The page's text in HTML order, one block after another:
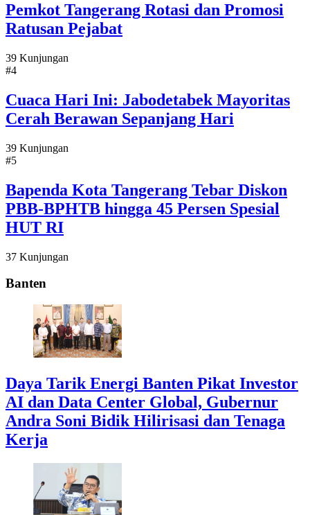
Pemkot Tangerang Rotasi dan Promosi
Ratusan Pejabat
39 Kunjungan
#4
Cuaca Hari Ini: Jabodetabek Mayoritas
Cerah Berawan Sepanjang Hari
39 Kunjungan
#5
Bapenda Kota Tangerang Tebar Diskon
PBB-BPHTB hingga 45 Persen Spesial
HUT RI
37 Kunjungan
Banten
Daya Tarik Energi Banten Pikat Investor
AI dan Data Center Global, Gubernur
Andra Soni Bidik Hilirisasi dan Tenaga
Kerja